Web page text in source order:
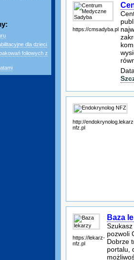
dla dzieci
foliowych z
https://cmsadyba.pl
http://
nfz.pl
https://lekarz-
nfz.pl
Baza
pozwoli
Dobrze
portalu,